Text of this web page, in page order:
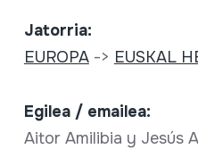
Jatorria:
EUROPA-> EUSKAL
Egilea / emailea:
Aitor Amilibia y Jesús